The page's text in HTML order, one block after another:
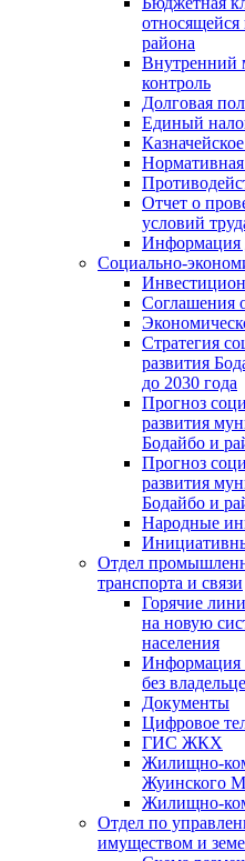
района
Внутренний
контроль
Долговая
Единый
Нормативная
Отчет о
условий
Информация
Социально-
Соглашения
Стратегия
развития
до 2030 года
Прогноз
развития
Бодайбо и
Прогноз
развития
Бодайбо и
Народные
Отдел
транспорта и связи
Горячие
на новую
населения
Информация
без
Документы
Цифровое
ГИС ЖКХ
Жилищно-
Жуинского
Жилищно-
Отдел по
имуществом и